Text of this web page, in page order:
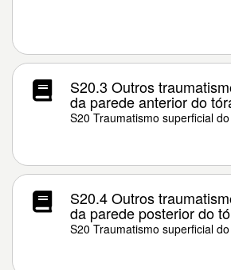
S20.3 Outros
da parede anterior do
S20 Traumatismo superficial
S20.4 Outros
da parede posterior do
S20 Traumatismo superficial